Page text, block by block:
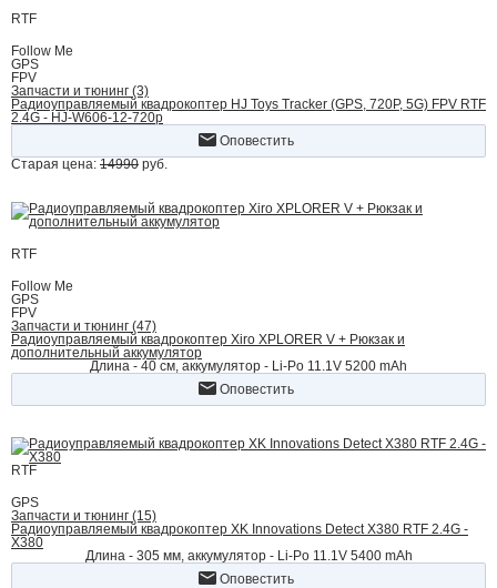
RTF
Follow Me
GPS
FPV
Запчасти и тюнинг (3)
Радиоуправляемый квадрокоптер HJ Toys Tracker (GPS, 720P, 5G) FPV RTF
2.4G - HJ-W606-12-720p
Оповестить
Старая цена: 14990 руб.
RTF
Follow Me
GPS
FPV
Запчасти и тюнинг (47)
Радиоуправляемый квадрокоптер Xiro XPLORER V + Рюкзак и
дополнительный аккумулятор
Длина - 40 cм, аккумулятор - Li-Po 11.1V 5200 mAh
Оповестить
RTF
GPS
Запчасти и тюнинг (15)
Радиоуправляемый квадрокоптер XK Innovations Detect X380 RTF 2.4G -
X380
Длина - 305 мм, аккумулятор - Li-Po 11.1V 5400 mAh
Оповестить